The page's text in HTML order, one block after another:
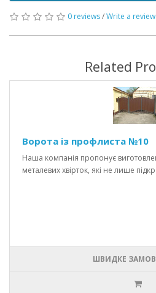
0 reviews/Write a review
Related
Ворота із профлиста №10
Наша компанія пропонує
металевих хвірток, які не лише
ШВИДКЕ